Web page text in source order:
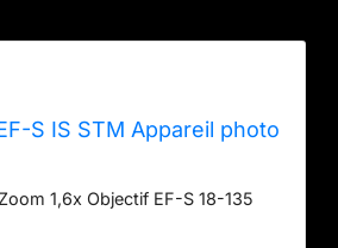
S IS STM Appareil photo
1,6x Objectif EF-S 18-135